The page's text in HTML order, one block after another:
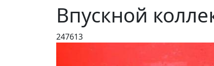
Впускной
247613